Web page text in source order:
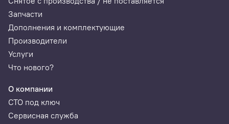
Запчасти
Дополнения и комплектующие
Производители
Услуги
Что нового?
О компании
СТО под ключ
Сервисная служба